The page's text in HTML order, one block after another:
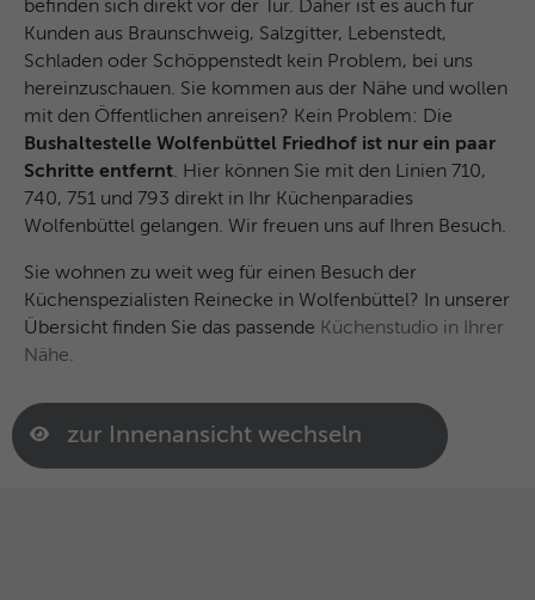
befinden sich direkt vor der Tür. Daher ist es auch für
Kunden aus Braunschweig, Salzgitter, Lebenstedt,
Schladen oder Schöppenstedt kein Problem, bei uns
hereinzuschauen. Sie kommen aus der Nähe und wollen
mit den Öffentlichen anreisen? Kein Problem: Die
Bushaltestelle Wolfenbüttel Friedhof ist nur ein paar
Schritte entfernt. Hier können Sie mit den Linien 710,
740, 751 und 793 direkt in Ihr Küchenparadies
Wolfenbüttel gelangen. Wir freuen uns auf Ihren Besuch.
Sie wohnen zu weit weg für einen Besuch der
Küchenspezialisten Reinecke in Wolfenbüttel? In unserer
Übersicht finden Sie das passende Küchenstudio in Ihrer
Nähe.
zur Innenansicht wechseln